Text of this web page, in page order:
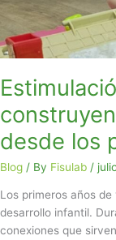
desde los
Blog / By Fisulab /
Los primeros años
desarrollo infantil.
conexiones que